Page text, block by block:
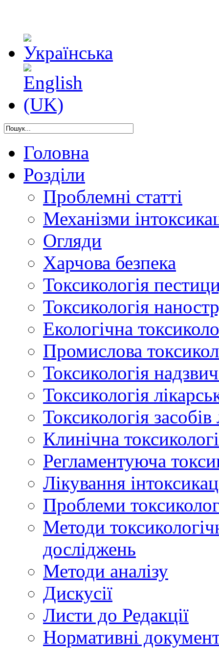
Головна
Розділи
Проблемні статті
Механізми
Огляди
Харчова безпека
Токсикологія
Токсикологія
Екологічна
Промислова
Токсикологія
Токсикологія
Токсикологія
Клинічна
Регламентуюча
Лікування
Проблеми
Методи
досліджень
Методи аналізу
Дискусії
Листи до Редакції
Нормативні